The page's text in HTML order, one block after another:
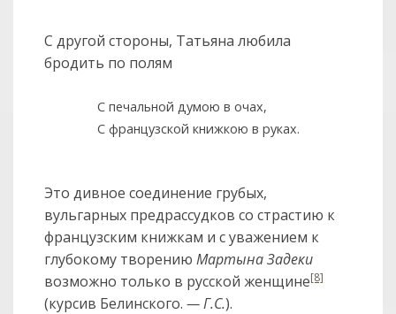
С другой стороны, Татьяна любила
бродить по полям
С печальной думою в очах,
С французской книжкою в руках.
Это дивное соединение грубых,
вульгарных предрассудков со страстию к
французским книжкам и с уважением к
глубокому творениюМартына Задеки
возможно только в русской женщине[8]
(курсив Белинского.— Г.С.).